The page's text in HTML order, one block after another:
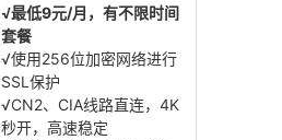
√最低9元/月，有不限时间
套餐
√使用256位加密网络进行
SSL保护
√CN2、CIA线路直连，4K
秒开，高速稳定